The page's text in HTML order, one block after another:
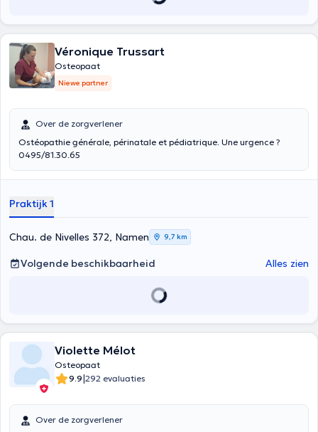
Véronique Trussart
Osteopaat
Niewe partner
Over de zorgverlener
Ostéopathie générale, périnatale et pédiatrique. Une urgence ?
0495/81.30.65
Praktijk 1
Chau. de Nivelles 372, Namen 9,7 km
Volgende beschikbaarheid Alles zien
Violette Mélot
Osteopaat
9.9|292 evaluaties
Over de zorgverlener